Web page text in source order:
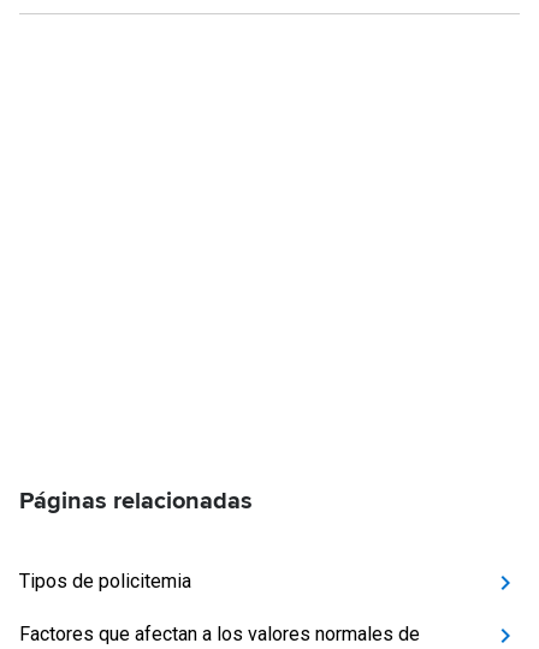
Páginas relacionadas
Tipos de policitemia
Factores que afectan a los valores normales de